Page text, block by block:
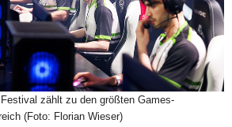
zählt zu den größten Games-
(Foto: Florian Wieser)